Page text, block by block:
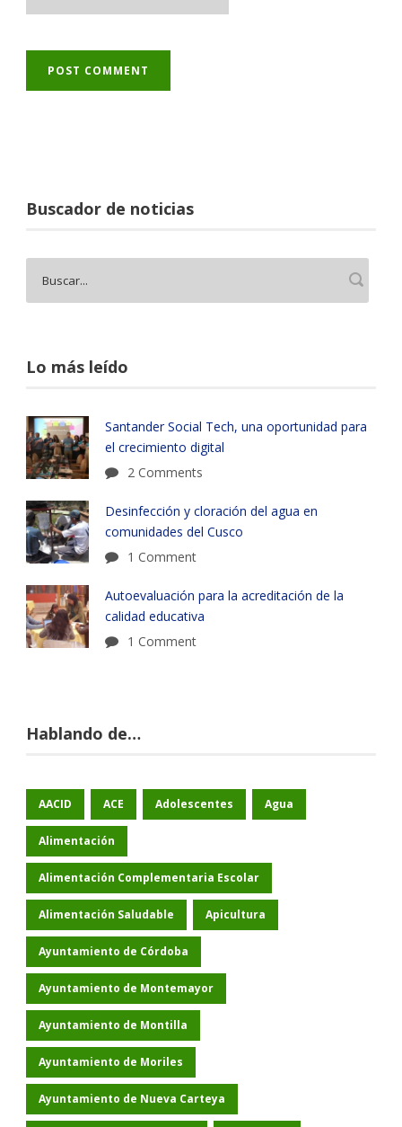
Buscador de noticias
Lo más leído
Santander Social Tech, una oportunidad para
el crecimiento digital
2 Comments
Desinfección y cloración del agua en
comunidades del Cusco
1 Comment
Autoevaluación para la acreditación de la
calidad educativa
1 Comment
Hablando de…
AACID ACE Adolescentes Agua
Alimentación
Alimentación Complementaria Escolar
Alimentación Saludable Apicultura
Ayuntamiento de Córdoba
Ayuntamiento de Montemayor
Ayuntamiento de Montilla
Ayuntamiento de Moriles
Ayuntamiento de Nueva Carteya